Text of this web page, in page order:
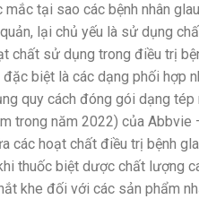
mắc tại sao các bệnh nhân
lại chủ yếu là sử dụng
chất sử dụng trong điều trị
biệt là các dạng phối hợp
quy cách đóng gói dạng
trong năm 2022) của
các hoạt chất điều trị bệnh
thuốc biệt dược chất lượng
khe đối với các sản phẩm